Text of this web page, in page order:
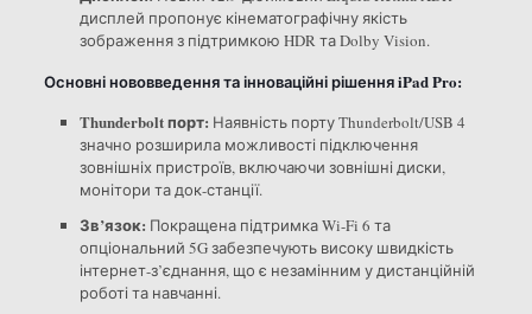
дисплей пропонує кінематографічну якість
зображення з підтримкою HDR та Dolby Vision.
Основні нововведення та інноваційні рішення iPad Pro:
Thunderbolt порт: Наявність порту Thunderbolt/USB 4
значно розширила можливості підключення
зовнішніх пристроїв, включаючи зовнішні диски,
монітори та док-станції.
Зв’язок: Покращена підтримка Wi-Fi 6 та
опціональний 5G забезпечують високу швидкість
інтернет-з’єднання, що є незамінним у дистанційній
роботі та навчанні.